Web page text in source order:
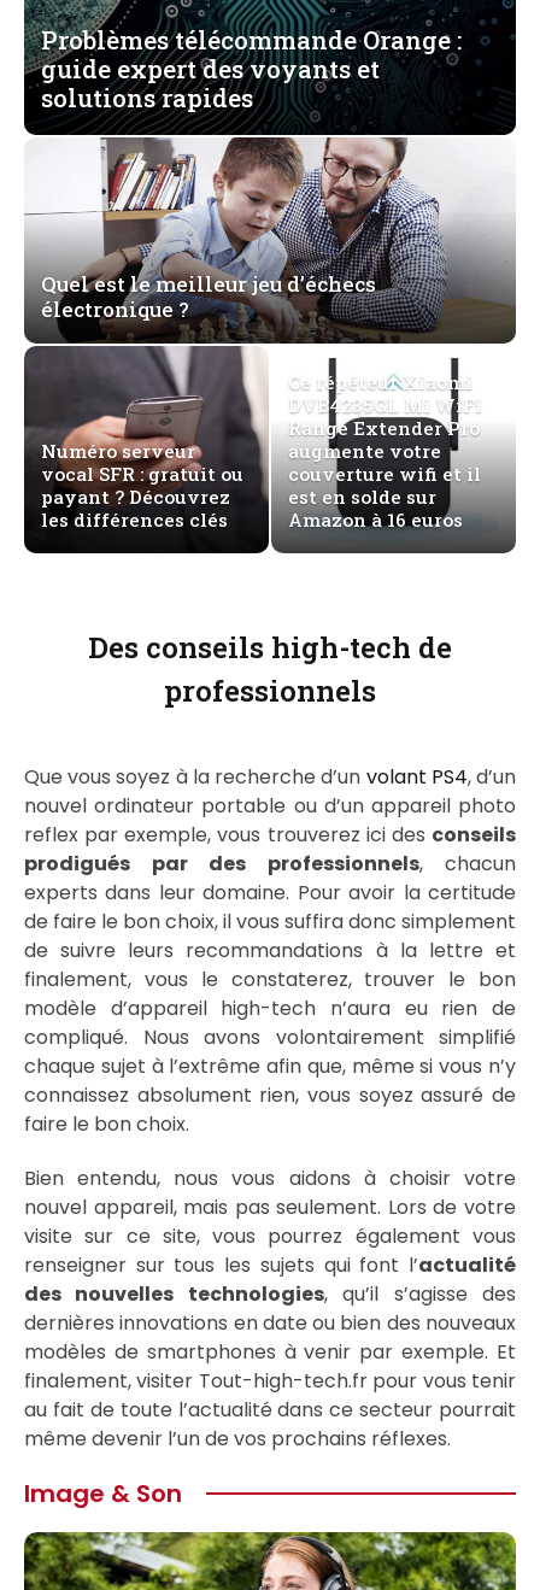
Problèmes télécommande Orange :
guide expert des voyants et
solutions rapides
Quel est le meilleur jeu d’échecs
électronique ?
Numéro serveur
vocal SFR : gratuit ou
payant ? Découvrez
les différences clés
Ce répéteur Xiaomi
DVB4235GL Mi WiFi
Range Extender Pro
augmente votre
couverture wifi et il
est en solde sur
Amazon à 16 euros
Des conseils high-tech de
professionnels
Que vous soyez à la recherche d’un volant PS4, d’un
nouvel ordinateur portable ou d’un appareil photo
reflex par exemple, vous trouverez ici des conseils
prodigués par des professionnels, chacun
experts dans leur domaine. Pour avoir la certitude
de faire le bon choix, il vous suffira donc simplement
de suivre leurs recommandations à la lettre et
finalement, vous le constaterez, trouver le bon
modèle d’appareil high-tech n’aura eu rien de
compliqué. Nous avons volontairement simplifié
chaque sujet à l’extrême afin que, même si vous n’y
connaissez absolument rien, vous soyez assuré de
faire le bon choix.
Bien entendu, nous vous aidons à choisir votre
nouvel appareil, mais pas seulement. Lors de votre
visite sur ce site, vous pourrez également vous
renseigner sur tous les sujets qui font l’actualité
des nouvelles technologies, qu’il s’agisse des
dernières innovations en date ou bien des nouveaux
modèles de smartphones à venir par exemple. Et
finalement, visiter Tout-high-tech.fr pour vous tenir
au fait de toute l’actualité dans ce secteur pourrait
même devenir l’un de vos prochains réflexes.
Image & Son